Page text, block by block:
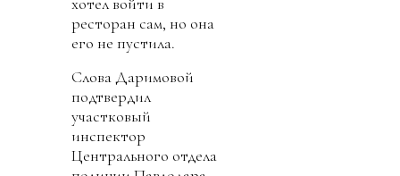
ресторан сам, но она
его не пустила.
Слова Даримовой
подтвердил
участковый
инспектор
Центрального отдела